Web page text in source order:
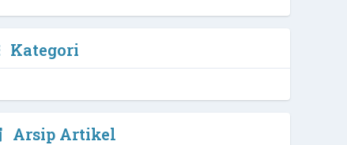
Kategori
Arsip Artikel